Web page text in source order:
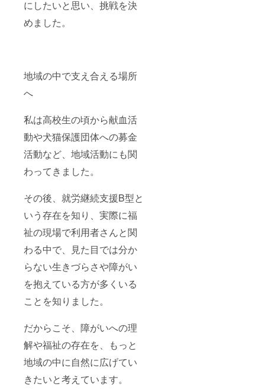
にしたいと思い、挑戦を決
めました。
地域の中で支え合える場所
へ
私は高校生の頃から献血活
動や犬猫保護団体への募金
活動など、地域活動にも関
わってきました。
その後、就労継続支援B型と
いう存在を知り、実際に福
祉の現場で利用者さんと関
わる中で、見た目では分か
らない生きづらさや障がい
を抱えている方が多くいる
ことを知りました。
だからこそ、障がいへの理
解や福祉の存在を、もっと
地域の中に自然に広げてい
きたいと考えています。